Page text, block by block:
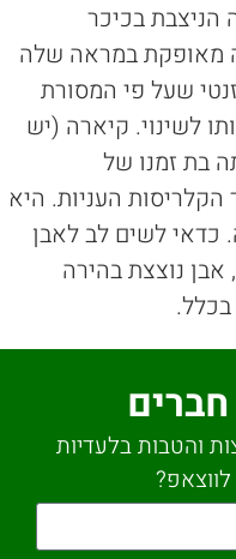
בכיכר
מאופקת במראה שלה
שעל פי המסורת
לשינוי. קיארה (יש
בת זמנו של
העניות. היא
כדאי לשים לב לאבן
אבן נוצצת בהירה
והטבות בלעדיות